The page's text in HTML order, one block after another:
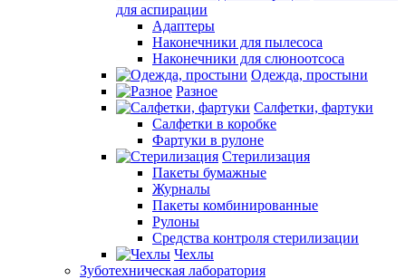
для аспирации
Адаптеры
Наконечники для пылесоса
Наконечники для слюноотсоса
Одежда, простыни
Разное
Салфетки, фартуки
Салфетки в коробке
Фартуки в рулоне
Стерилизация
Пакеты бумажные
Журналы
Пакеты комбинированные
Рулоны
Средства контроля стерилизации
Чехлы
Зуботехническая лаборатория